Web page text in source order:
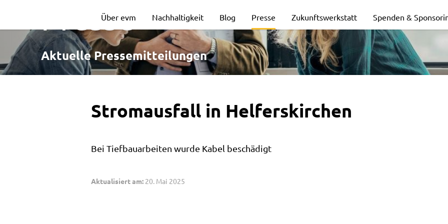
Stromausfall
in
Helferskirchen
Über evm Nachhaltigkeit Blog Presse Zukunftswerkstatt Spenden &
Presse
Aktuelle Pressemitteilungen
Stromausfall in Helferskirchen
Bei Tiefbauarbeiten wurde Kabel beschädigt
Aktualisiert am: 20. Mai 2025